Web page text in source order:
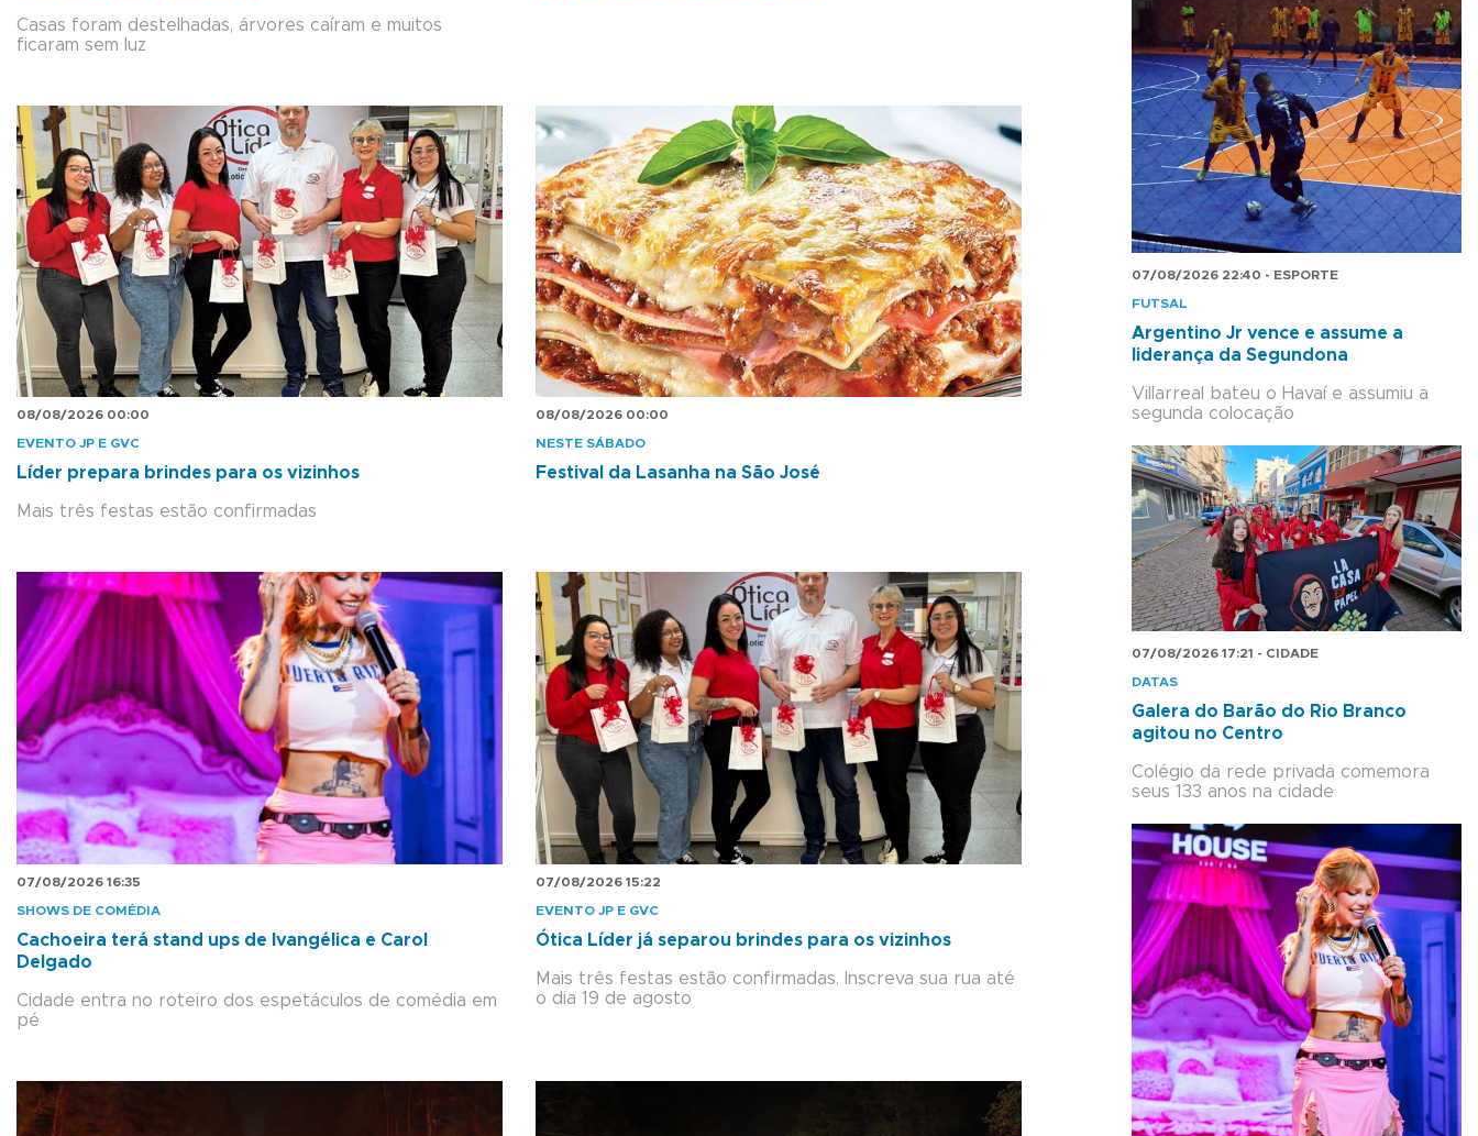
Casas foram destelhadas, árvores caíram e muitos
ficaram sem luz
08/08/2026 00:00
EVENTO JP E GVC
Líder prepara brindes para os vizinhos
Mais três festas estão confirmadas
08/08/2026 00:00
NESTE SÁBADO
Festival da Lasanha na São José
07/08/2026 16:35
SHOWS DE COMÉDIA
Cachoeira terá stand ups de Ivangélica e Carol
Delgado
Cidade entra no roteiro dos espetáculos de comédia em
pé
07/08/2026 15:22
EVENTO JP E GVC
Ótica Líder já separou brindes para os vizinhos
Mais três festas estão confirmadas. Inscreva sua rua até
o dia 19 de agosto
07/08/2026 22:40 - ESPORTE
FUTSAL
Argentino Jr vence e assume a
liderança da Segundona
Villarreal bateu o Havaí e assumiu a
segunda colocação
07/08/2026 17:21 - CIDADE
DATAS
Galera do Barão do Rio Branco
agitou no Centro
Colégio da rede privada comemora
seus 133 anos na cidade